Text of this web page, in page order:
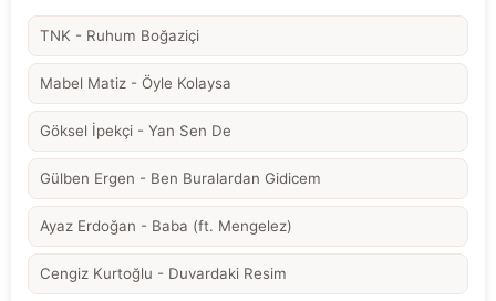
TNK - Ruhum Boğaziçi
Mabel Matiz - Öyle Kolaysa
Göksel İpekçi - Yan Sen De
Gülben Ergen - Ben Buralardan Gidicem
Ayaz Erdoğan - Baba (ft. Mengelez)
Cengiz Kurtoğlu - Duvardaki Resim